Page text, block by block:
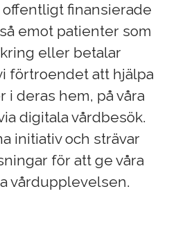
finansierade
emot patienter som
eller betalar
förtroendet att hjälpa
i deras hem, på våra
digitala vårdbesök.
initiativ och strävar
för att ge våra
vårdupplevelsen.